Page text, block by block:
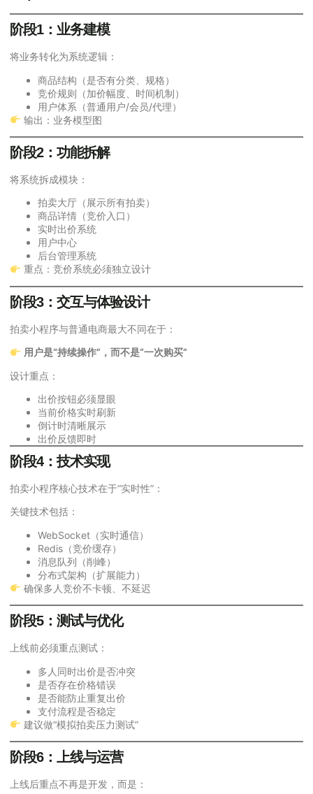
阶段1：业务建模
将业务转化为系统逻辑：
商品结构（是否有分类、规格）
竞价规则（加价幅度、时间机制）
用户体系（普通用户/会员/代理）
输出：业务模型图
阶段2：功能拆解
将系统拆成模块：
拍卖大厅（展示所有拍卖）
商品详情（竞价入口）
实时出价系统
用户中心
后台管理系统
重点：竞价系统必须独立设计
阶段3：交互与体验设计
拍卖小程序与普通电商最大不同在于：
用户是“持续操作”，而不是“一次购买”
设计重点：
出价按钮必须显眼
当前价格实时刷新
倒计时清晰展示
出价反馈即时
阶段4：技术实现
拍卖小程序核心技术在于“实时性”：
关键技术包括：
WebSocket（实时通信）
Redis（竞价缓存）
消息队列（削峰）
分布式架构（扩展能力）
确保多人竞价不卡顿、不延迟
阶段5：测试与优化
上线前必须重点测试：
多人同时出价是否冲突
是否存在价格错误
是否能防止重复出价
支付流程是否稳定
建议做“模拟拍卖压力测试”
阶段6：上线与运营
上线后重点不再是开发，而是：